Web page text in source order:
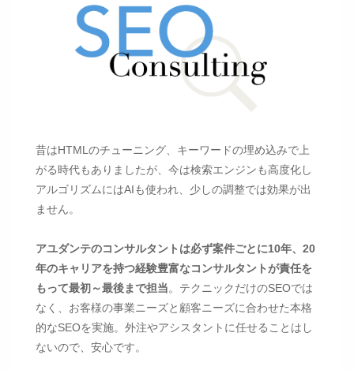
昔はHTMLのチューニング、キーワードの埋め込みで上
がる時代もありましたが、今は検索エンジンも高度化し
アルゴリズムにはAIも使われ、少しの調整では効果が出
ません。
アユダンテのコンサルタントは必ず案件ごとに10年、20
年のキャリアを持つ経験豊富なコンサルタントが責任を
もって最初～最後まで担当。テクニックだけのSEOでは
なく、お客様の事業ニーズと顧客ニーズに合わせた本格
的なSEOを実施。外注やアシスタントに任せることはし
ないので、安心です。